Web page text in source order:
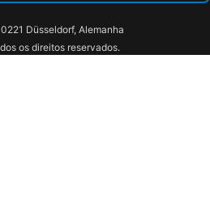
Düsseldorf, Alemanha
os direitos reservados.